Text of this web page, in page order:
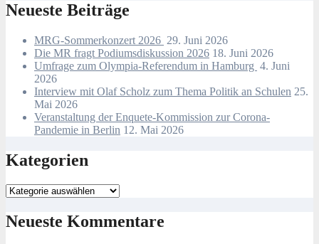
Neueste Beiträge
MRG-Sommerkonzert 2026 29. Juni 2026
Die MR fragt Podiumsdiskussion 2026 18. Juni 2026
Umfrage zum Olympia-Referendum in Hamburg 4. Juni
2026
Interview mit Olaf Scholz zum Thema Politik an Schulen 25.
Mai 2026
Veranstaltung der Enquete-Kommission zur Corona-
Pandemie in Berlin 12. Mai 2026
Kategorien
Kategorien
Neueste Kommentare